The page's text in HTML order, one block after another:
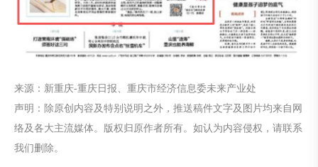
来源：新重庆-重庆日报、重庆市经济信息委未来产业处
声明：除原创内容及特别说明之外，推送稿件文字及图片均来自网
络及各大主流媒体。版权归原作者所有。如认为内容侵权，请联系
我们删除。